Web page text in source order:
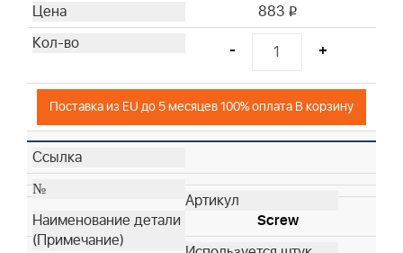
883 i
- +
Поставка из EU до 5 месяцев 100% оплата В корзину
Screw